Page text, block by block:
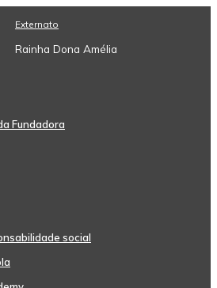
Externato
Rainha Dona Amélia
Fundadora
social